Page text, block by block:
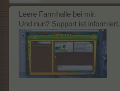
Leere Farmhalle bei mir.
Und nun? Support ist informiert.